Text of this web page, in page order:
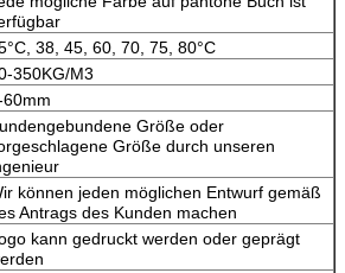
38, 45, 60, 70, 75, 80°C
350KG/M3
60mm
Größe oder
Größe durch unseren
können jeden möglichen Entwurf gemäß
Antrags des Kunden machen
kann gedruckt werden oder geprägt